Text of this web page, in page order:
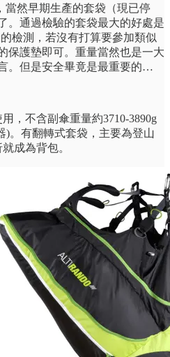
當然早期生產的套袋（現已停
。通過檢驗的套袋最大的好處是
檢測，若沒有打算要參加類似
保護墊即可。重量當然也是一大
。但是安全畢竟是最重要的…
，不含副傘重量約3710-3890g
)。有翻轉式套袋，主要為登山
成為背包。